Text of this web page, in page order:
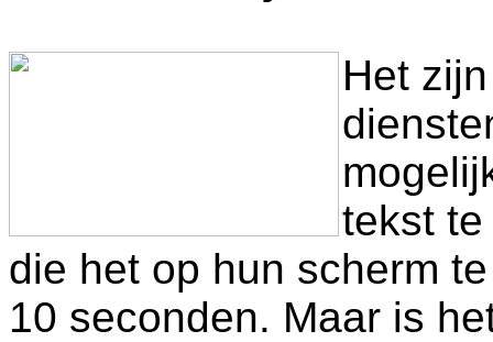
Het
tekst
die het op hun scherm
10 seconden. Maar is